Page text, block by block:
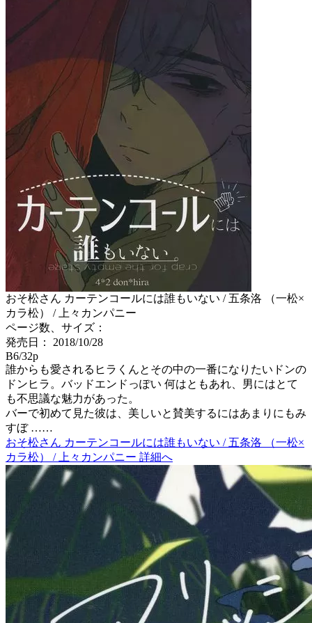
おそ松さん カーテンコールには誰もいない / 五条洛 （一松×
カラ松） / 上々カンパニー
ページ数、サイズ：
発売日： 2018/10/28
B6/32p
誰からも愛されるヒラくんとその中の一番になりたいドンの
ドンヒラ。バッドエンドっぽい 何はともあれ、男にはとて
も不思議な魅力があった。
バーで初めて見た彼は、美しいと賛美するにはあまりにもみ
すぼ ……
おそ松さん カーテンコールには誰もいない / 五条洛 （一松×
カラ松） / 上々カンパニー 詳細へ